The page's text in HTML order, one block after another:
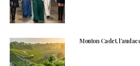
Mouton Cadet,